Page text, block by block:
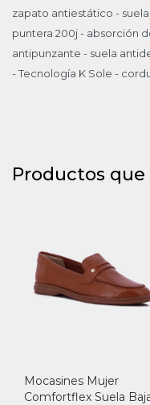
zapato antiestático -
puntera 200j - absorción
antipunzante - suela
- Tecnología K Sole -
Productos
Mocasines Mujer
Comfortflex Suela